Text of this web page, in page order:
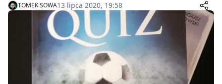
TOMEK SOWA13 lipca 2020, 19:58